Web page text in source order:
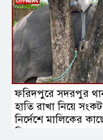
ফরিদপুরে সদরপুর
হাতি রাখা নিয়ে
নির্দেশে মালিকের
সিদ্ধান্ত